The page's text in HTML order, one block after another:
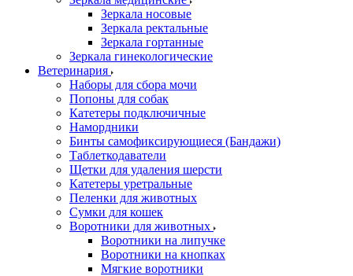
Зеркала носовые
Зеркала ректальные
Зеркала гортанные
Зеркала гинекологические
Ветеринария
Наборы для сбора мочи
Попоны для собак
Катетеры подключичные
Намордники
Бинты самофиксирующиеся (Бандажи)
Таблеткодаватели
Щетки для удаления шерсти
Катетеры уретральные
Пеленки для животных
Сумки для кошек
Воротники для животных
Воротники на липучке
Воротники на кнопках
Мягкие воротники